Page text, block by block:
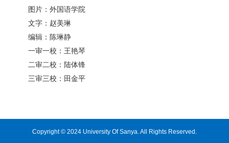
图片：外国语学院
文字：赵美琳
编辑：陈琳静
一审一校：王艳琴
二审二校：陆体锋
三审三校：田金平
Copyright © 2024 University Of Sanya. All Rights Reserved.